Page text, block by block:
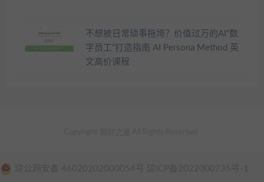
不想被日常琐事拖垮？价值过万的AI“数
字员工”打造指南 AI Persona Method 英
文高价课程